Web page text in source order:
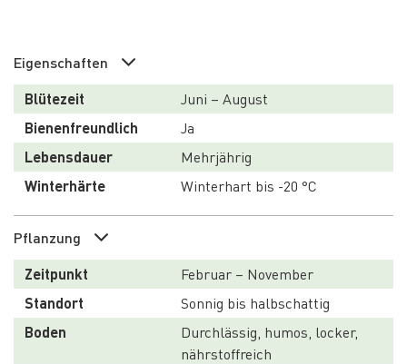
Eigenschaften
Blütezeit
Juni – August
Bienenfreundlich
Ja
Lebensdauer
Mehrjährig
Winterhärte
Winterhart bis -20 °C
Pflanzung
Zeitpunkt
Februar – November
Standort
Sonnig bis halbschattig
Boden
Durchlässig, humos, locker,
nährstoffreich